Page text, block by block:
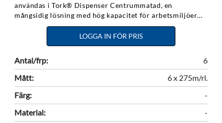
användas i Tork® Dispenser Centrummatad, en
mångsidig lösning med hög kapacitet för arbetsmiljöer
där både hand- och ytavtorkning krävs. Idealisk för
avtorkning av händer och lätt smutsade ytor. Speciellt
lämpligt för rengöring av glas – lämnar inte något ludd
en hand. 275m. 6rl/kolli.
LOGGA IN FÖR PRIS
Antal/frp:
6
Mått:
6 x 275m/rl.
Färg:
-
Material:
-